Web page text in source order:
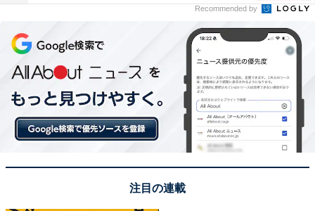
Recommended by
注目の連載